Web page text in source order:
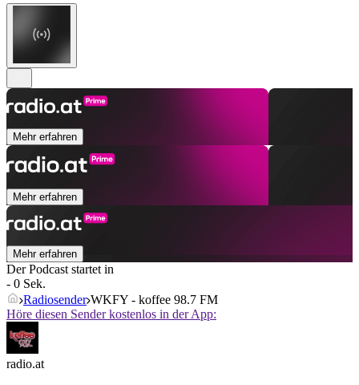
Mehr erfahren
Mehr erfahren
Mehr erfahren
Der Podcast startet in
- 0 Sek.
Radiosender WKFY - koffee 98.7 FM
Höre diesen Sender kostenlos in der App:
radio.at